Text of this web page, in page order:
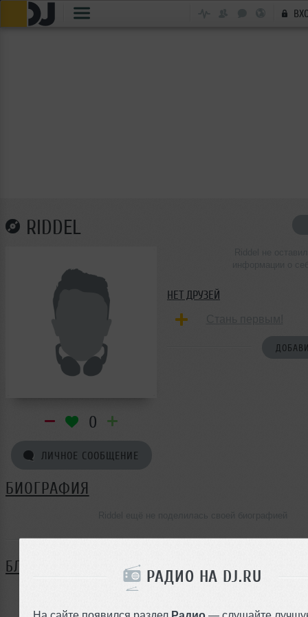
РАДИО НА DJ.RU
На сайте появился раздел Радио — слушайте
RIDDEL
0
ЛИЧНОЕ СООБЩЕНИЕ
НЕТ ДРУЗЕЙ
БИОГРАФИЯ
БЛОГ